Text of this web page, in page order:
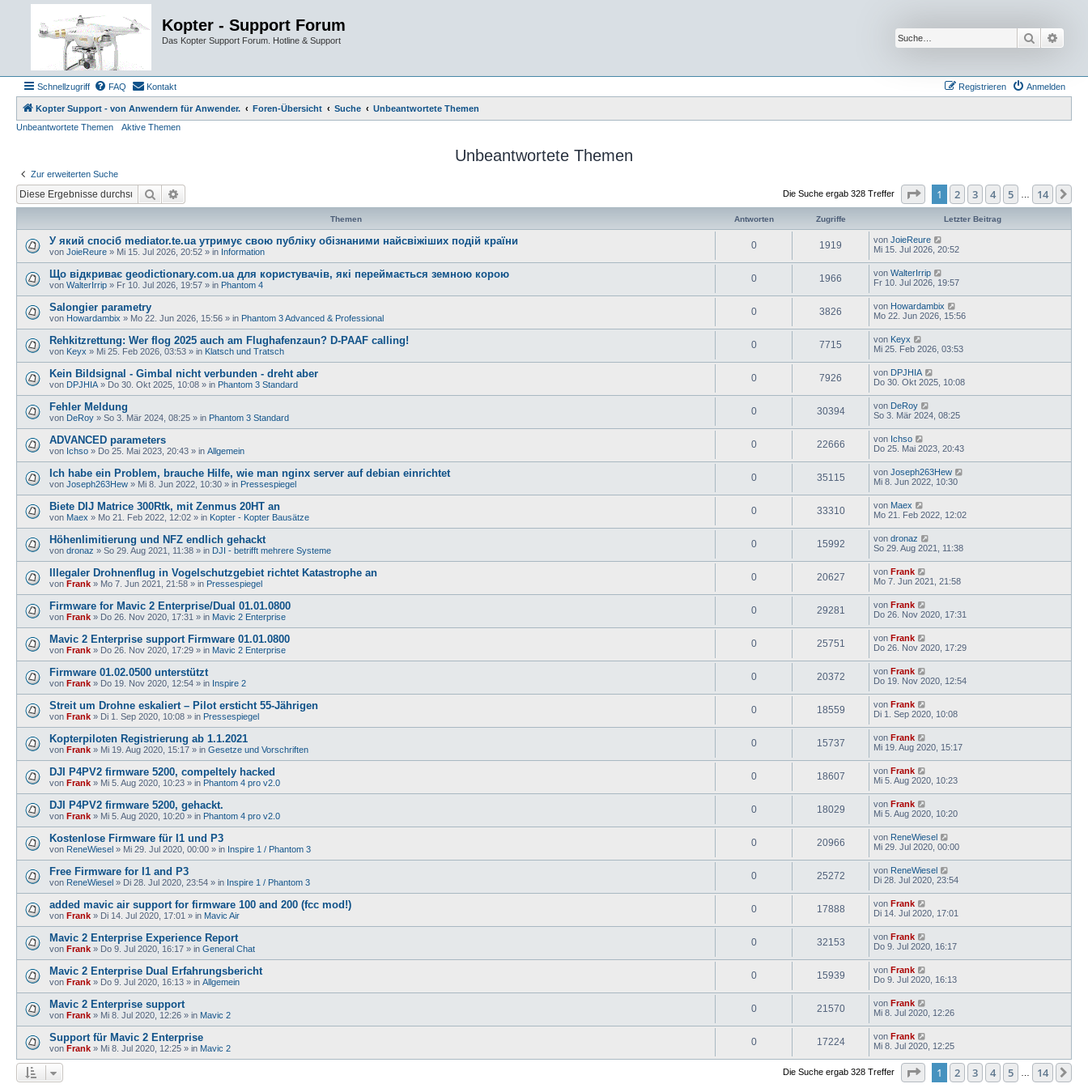
Kopter - Support Forum
Das Kopter Support Forum. Hotline & Support Suche
Schnellzugriff FAQ Kontakt Anmelden
Registrieren
Kopter Support - von Anwendern für Anwender. Foren-Übersicht Suche
Unbeantwortete Themen
Unbeantwortete Themen
Aktive Themen
Unbeantwortete Themen
Zur erweiterten Suche
Suche Die Suche ergab 328 Treffer Seite von14
1 2 3 4 5 14
Themen Antworten Zugriffe Letzter Beitrag
У який спосіб mediator.te.ua утримує свою публіку обізнаними найсвіжіших подій країни
von JoieReure » Mi 15. Jul 2026, 20:52 » in Information
0 1919 von JoieReure
Mi 15. Jul 2026, 20:52
Що відкриває geodictionary.com.ua для користувачів, які переймається земною корою
von WalterIrrip » Fr 10. Jul 2026, 19:57 » in Phantom 4
0 1966 von WalterIrrip
Fr 10. Jul 2026, 19:57
Salongier parametry
von Howardambix » Mo 22. Jun 2026, 15:56 » in Phantom 3 Advanced & Professional
0 3826 von Howardambix
Mo 22. Jun 2026, 15:56
Rehkitzrettung: Wer flog 2025 auch am Flughafenzaun? D-PAAF calling!
von Keyx » Mi 25. Feb 2026, 03:53 » in Klatsch und Tratsch
0 7715 von Keyx
Mi 25. Feb 2026, 03:53
Kein Bildsignal - Gimbal nicht verbunden - dreht aber
von DPJHIA » Do 30. Okt 2025, 10:08 » in Phantom 3 Standard
0 7926 von DPJHIA
Do 30. Okt 2025, 10:08
Fehler Meldung
von DeRoy » So 3. Mär 2024, 08:25 » in Phantom 3 Standard
0 30394 von DeRoy
So 3. Mär 2024, 08:25
ADVANCED parameters
von Ichso » Do 25. Mai 2023, 20:43 » in Allgemein
0 22666 von Ichso
Do 25. Mai 2023, 20:43
Ich habe ein Problem, brauche Hilfe, wie man nginx server auf debian einrichtet
von Joseph263Hew » Mi 8. Jun 2022, 10:30 » in Pressespiegel
0 35115 von Joseph263Hew
Mi 8. Jun 2022, 10:30
Biete DIJ Matrice 300Rtk, mit Zenmus 20HT an
von Maex » Mo 21. Feb 2022, 12:02 » in Kopter - Kopter Bausätze
0 33310 von Maex
Mo 21. Feb 2022, 12:02
Höhenlimitierung und NFZ endlich gehackt
von dronaz » So 29. Aug 2021, 11:38 » in DJI - betrifft mehrere Systeme
0 15992 von dronaz
So 29. Aug 2021, 11:38
Illegaler Drohnenflug in Vogelschutzgebiet richtet Katastrophe an
von Frank » Mo 7. Jun 2021, 21:58 » in Pressespiegel
0 20627 von Frank
Mo 7. Jun 2021, 21:58
Firmware for Mavic 2 Enterprise/Dual 01.01.0800
von Frank » Do 26. Nov 2020, 17:31 » in Mavic 2 Enterprise
0 29281 von Frank
Do 26. Nov 2020, 17:31
Mavic 2 Enterprise support Firmware 01.01.0800
von Frank » Do 26. Nov 2020, 17:29 » in Mavic 2 Enterprise
0 25751 von Frank
Do 26. Nov 2020, 17:29
Firmware 01.02.0500 unterstützt
von Frank » Do 19. Nov 2020, 12:54 » in Inspire 2
0 20372 von Frank
Do 19. Nov 2020, 12:54
Streit um Drohne eskaliert – Pilot ersticht 55-Jährigen
von Frank » Di 1. Sep 2020, 10:08 » in Pressespiegel
0 18559 von Frank
Di 1. Sep 2020, 10:08
Kopterpiloten Registrierung ab 1.1.2021
von Frank » Mi 19. Aug 2020, 15:17 » in Gesetze und Vorschriften
0 15737 von Frank
Mi 19. Aug 2020, 15:17
DJI P4PV2 firmware 5200, compeltely hacked
von Frank » Mi 5. Aug 2020, 10:23 » in Phantom 4 pro v2.0
0 18607 von Frank
Mi 5. Aug 2020, 10:23
DJI P4PV2 firmware 5200, gehackt.
von Frank » Mi 5. Aug 2020, 10:20 » in Phantom 4 pro v2.0
0 18029 von Frank
Mi 5. Aug 2020, 10:20
Kostenlose Firmware für I1 und P3
von ReneWiesel » Mi 29. Jul 2020, 00:00 » in Inspire 1 / Phantom 3
0 20966 von ReneWiesel
Mi 29. Jul 2020, 00:00
Free Firmware for I1 and P3
von ReneWiesel » Di 28. Jul 2020, 23:54 » in Inspire 1 / Phantom 3
0 25272 von ReneWiesel
Di 28. Jul 2020, 23:54
added mavic air support for firmware 100 and 200 (fcc mod!)
von Frank » Di 14. Jul 2020, 17:01 » in Mavic Air
0 17888 von Frank
Di 14. Jul 2020, 17:01
Mavic 2 Enterprise Experience Report
von Frank » Do 9. Jul 2020, 16:17 » in General Chat
0 32153 von Frank
Do 9. Jul 2020, 16:17
Mavic 2 Enterprise Dual Erfahrungsbericht
von Frank » Do 9. Jul 2020, 16:13 » in Allgemein
0 15939 von Frank
Do 9. Jul 2020, 16:13
Mavic 2 Enterprise support
von Frank » Mi 8. Jul 2020, 12:26 » in Mavic 2
0 21570 von Frank
Mi 8. Jul 2020, 12:26
Support für Mavic 2 Enterprise
von Frank » Mi 8. Jul 2020, 12:25 » in Mavic 2
0 17224 von Frank
Mi 8. Jul 2020, 12:25
Die Suche ergab 328 Treffer Seite von14
1 2 3 4 5 14